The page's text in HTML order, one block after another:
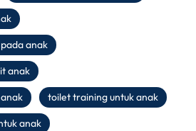
anak
anak
toilet training untuk anak
anak